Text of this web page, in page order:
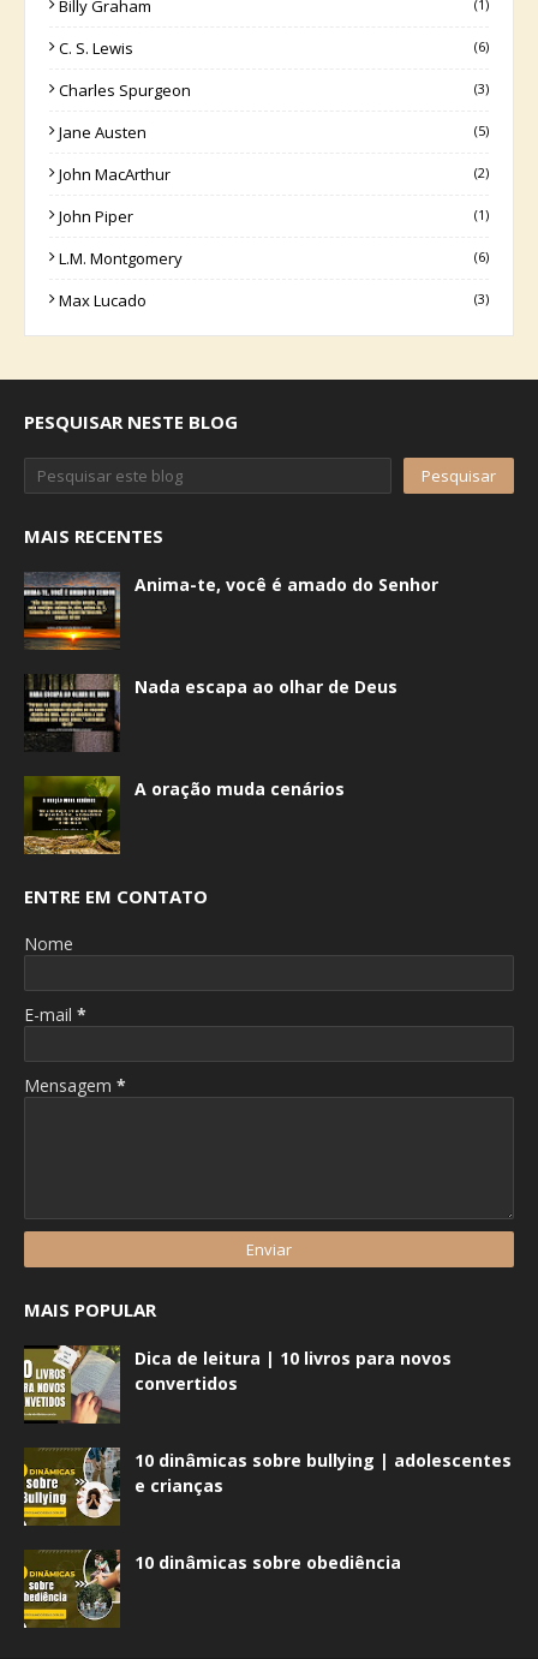
Billy Graham (1)
C. S. Lewis (6)
Charles Spurgeon (3)
Jane Austen (5)
John MacArthur (2)
John Piper (1)
L.M. Montgomery (6)
Max Lucado (3)
PESQUISAR NESTE BLOG
MAIS RECENTES
Anima-te, você é amado do Senhor
Nada escapa ao olhar de Deus
A oração muda cenários
ENTRE EM CONTATO
Nome
E-mail *
Mensagem *
MAIS POPULAR
Dica de leitura | 10 livros para novos
convertidos
10 dinâmicas sobre bullying | adolescentes
e crianças
10 dinâmicas sobre obediência